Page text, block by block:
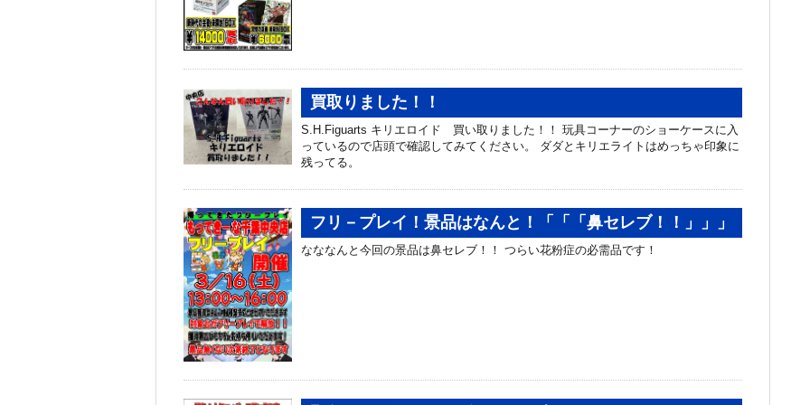
買取りました！！
S.H.Figuarts キリエロイド 買い取りました！！ 玩具コーナーのショーケースに入
っているので店頭で確認してみてください。 ダダとキリエライトはめっちゃ印象に
残ってる。
フリ－プレイ！景品はなんと！「「「鼻セレブ！！」」」
なななんと今回の景品は鼻セレブ！！ つらい花粉症の必需品です！